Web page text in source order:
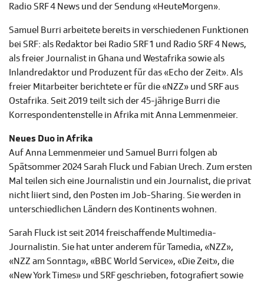
Radio SRF 4 News und der Sendung «HeuteMorgen».
Samuel Burri arbeitete bereits in verschiedenen Funktionen
bei SRF: als Redaktor bei Radio SRF 1 und Radio SRF 4 News,
als freier Journalist in Ghana und Westafrika sowie als
Inlandredaktor und Produzent für das «Echo der Zeit». Als
freier Mitarbeiter berichtete er für die «NZZ» und SRF aus
Ostafrika. Seit 2019 teilt sich der 45-jährige Burri die
Korrespondentenstelle in Afrika mit Anna Lemmenmeier.
Neues Duo in Afrika
Auf Anna Lemmenmeier und Samuel Burri folgen ab
Spätsommer 2024 Sarah Fluck und Fabian Urech. Zum ersten
Mal teilen sich eine Journalistin und ein Journalist, die privat
nicht liiert sind, den Posten im Job-Sharing. Sie werden in
unterschiedlichen Ländern des Kontinents wohnen.
Sarah Fluck ist seit 2014 freischaffende Multimedia-
Journalistin. Sie hat unter anderem für Tamedia, «NZZ»,
«NZZ am Sonntag», «BBC World Service», «Die Zeit», die
«New York Times» und SRF geschrieben, fotografiert sowie